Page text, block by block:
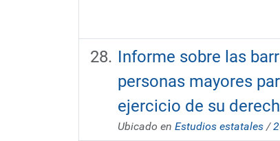
Informe sobre las
personas mayores
ejercicio de su
Ubicado en Estudios estatales /